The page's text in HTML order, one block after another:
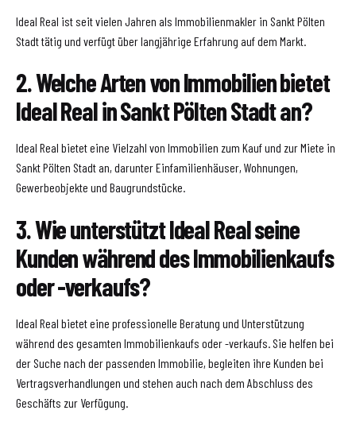
Ideal Real ist seit vielen Jahren als Immobilienmakler in Sankt Pölten
Stadt tätig und verfügt über langjährige Erfahrung auf dem Markt.
2. Welche Arten von Immobilien bietet
Ideal Real in Sankt Pölten Stadt an?
Ideal Real bietet eine Vielzahl von Immobilien zum Kauf und zur Miete in
Sankt Pölten Stadt an, darunter Einfamilienhäuser, Wohnungen,
Gewerbeobjekte und Baugrundstücke.
3. Wie unterstützt Ideal Real seine
Kunden während des Immobilienkaufs
oder -verkaufs?
Ideal Real bietet eine professionelle Beratung und Unterstützung
während des gesamten Immobilienkaufs oder -verkaufs. Sie helfen bei
der Suche nach der passenden Immobilie, begleiten ihre Kunden bei
Vertragsverhandlungen und stehen auch nach dem Abschluss des
Geschäfts zur Verfügung.